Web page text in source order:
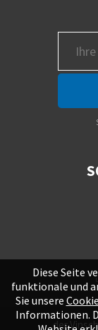
der
Diese Seite
funktionale und
Sie unsere
Informationen.